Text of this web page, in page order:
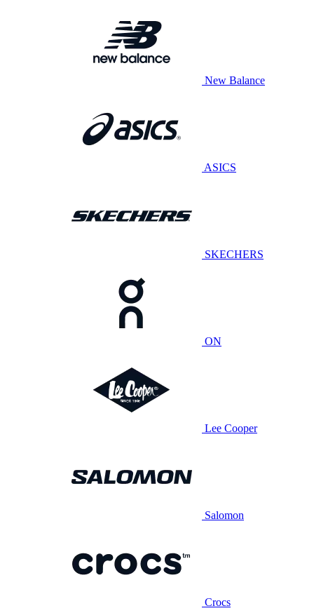
New Balance
ASICS
SKECHERS
ON
Lee Cooper
Salomon
Crocs